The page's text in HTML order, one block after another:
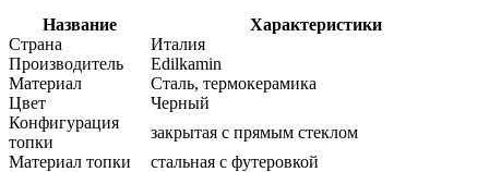
Название
Характеристики
Страна
Италия
Производитель
Edilkamin
Материал
Сталь, термокерамика
Цвет
Черный
Конфигурация
топки
закрытая с прямым стеклом
Материал топки
стальная с футеровкой